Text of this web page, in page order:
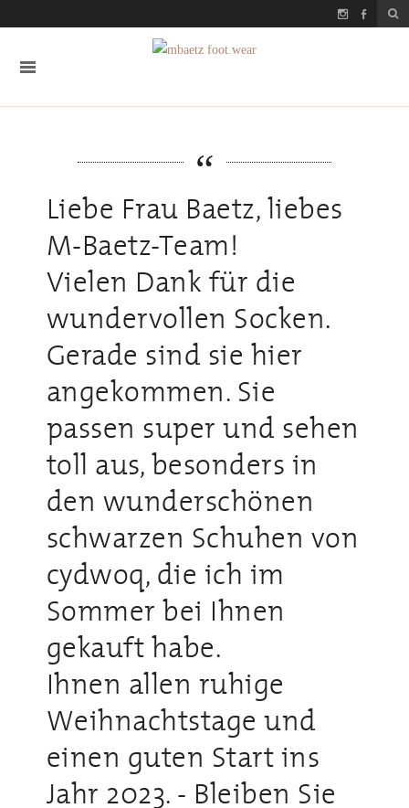
Liebe Frau Baetz, liebes
M-Baetz-Team!
Vielen Dank für die
wundervollen Socken.
Gerade sind sie hier
angekommen. Sie
passen super und sehen
toll aus, besonders in
den wunderschönen
schwarzen Schuhen von
cydwoq, die ich im
Sommer bei Ihnen
gekauft habe.
Ihnen allen ruhige
Weihnachtstage und
einen guten Start ins
Jahr 2023. - Bleiben Sie